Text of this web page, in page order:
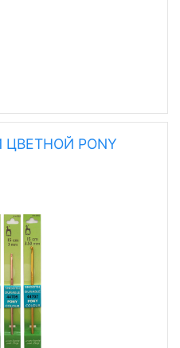
PONY